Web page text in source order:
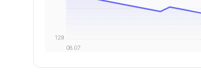
129
08.07